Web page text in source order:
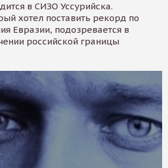
в СИЗО Уссурийска.
хотел поставить рекорд по
Евразии, подозревается в
российской границы